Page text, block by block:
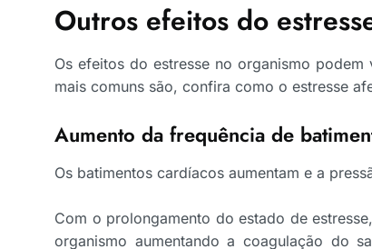
Outros efeitos do
Os efeitos do estresse no organismo
mais comuns são, confira como o estresse
Aumento da frequência de
Os batimentos cardíacos aumentam e a
Com o prolongamento do estado de
organismo aumentando a coagulação do